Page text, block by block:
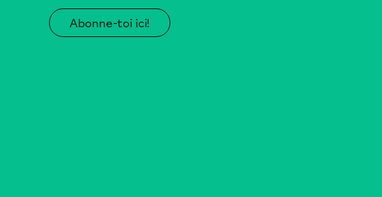
Abonne-toi ici!